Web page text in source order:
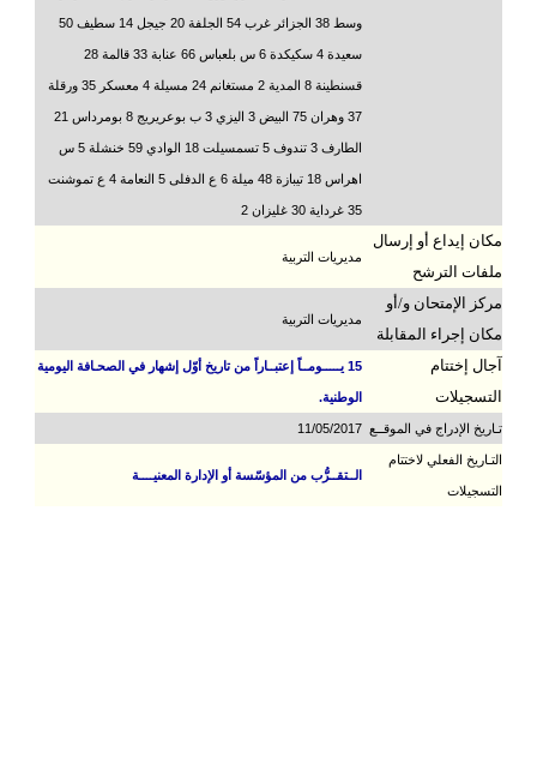
وسط 38 الجزائر غرب 54 الجلفة 20 جيجل 14 سطيف 50
سعيدة 4 سكيكدة 6 س بلعباس 66 عنابة 33 قالمة 28
قسنطينة 8 المدية 2 مستغانم 24 مسيلة 4 معسكر 35 ورقلة
37 وهران 75 البيض 3 اليزي 3 ب بوعريريج 8 بومرداس 21
الطارف 3 تندوف 5 تسمسيلت 18 الوادي 59 خنشلة 5 س
اهراس 18 تيبازة 48 ميلة 6 ع الدفلى 5 النعامة 4 ع تموشنت
35 غرداية 30 غليزان 2
مكان إيداع أو إرسال
ملفات الترشح
مديريات التربية
مركز الإمتحان و/أو
مكان إجراء المقابلة
مديريات التربية
آجال إختتام
التسجيلات
15 يـــــومــاً إعتبــاراً من تاريخ أوّل إشهار في الصحـافة اليومية
الوطنية.
تـاريخ الإدراج في الموقــع 11/05/2017
التـاريخ الفعلي لاختتام
التسجيلات
الــتقــرُّب من المؤسّسة أو الإدارة المعنيــــة